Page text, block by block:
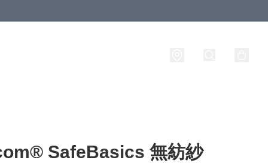
SafeBasics 無紡紗